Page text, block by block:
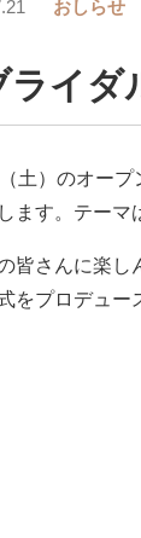
おしらせ
ライ
土）のオー
ます。テーマ
皆さんに楽し
をプロデュー